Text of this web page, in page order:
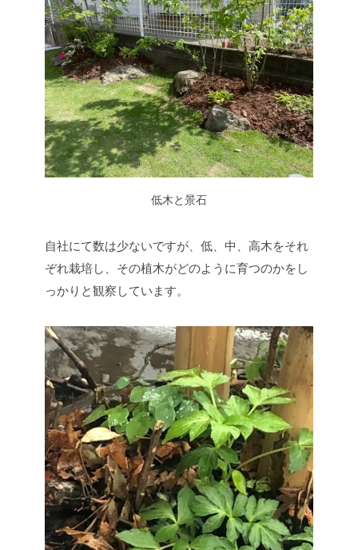
低木と景石
自社にて数は少ないですが、低、中、高木をそれ
ぞれ栽培し、その植木がどのように育つのかをし
っかりと観察しています。